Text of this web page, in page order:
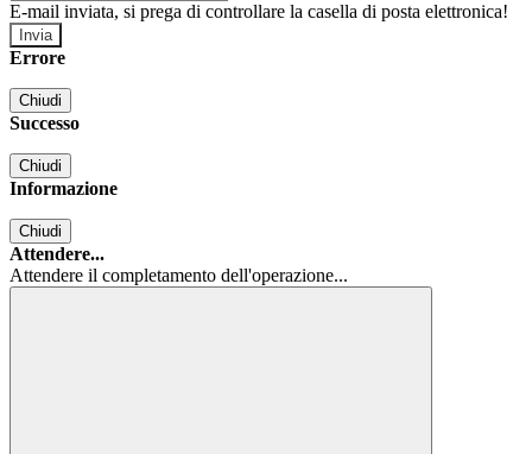
E-mail inviata, si prega di controllare la casella di posta elettronica!
Errore
Chiudi
Successo
Chiudi
Informazione
Chiudi
Attendere...
Attendere il completamento dell'operazione...